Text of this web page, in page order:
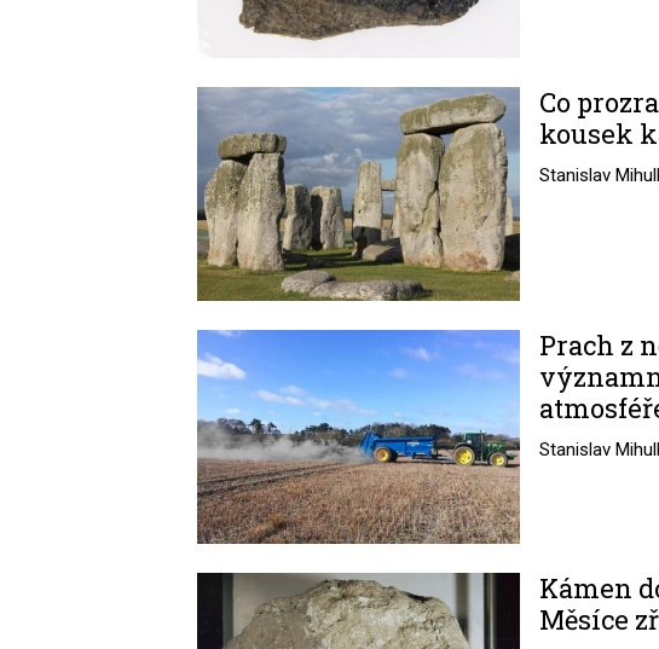
Image
Co
kousek
Stanislav
Image
Prach z
Stanislav
Image
Kámen
Měsíce